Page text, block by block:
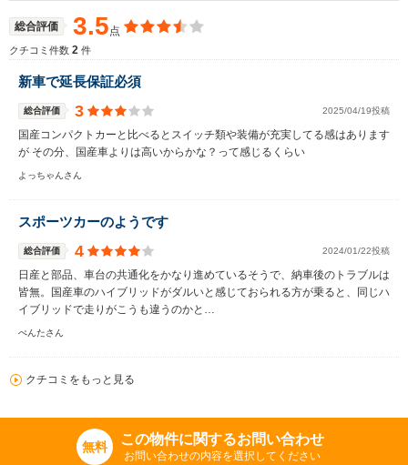
総合評価 3.5点
クチコミ件数 2 件
新車で延長保証必須
総合評価 3 2025/04/19投稿
国産コンパクトカーと比べるとスイッチ類や装備が充実してる感はあります
が その分、国産車よりは高いからかな？って感じるくらい
よっちゃんさん
スポーツカーのようです
総合評価 4 2024/01/22投稿
日産と部品、車台の共通化をかなり進めているそうで、納車後のトラブルは
皆無。国産車のハイブリッドがダルいと感じておられる方が乗ると、同じハ
イブリッドで走りがこうも違うのかと…
ぺんたさん
クチコミをもっと見る
無料 この物件に関するお問い合わせ
お問い合わせの内容を選択してください